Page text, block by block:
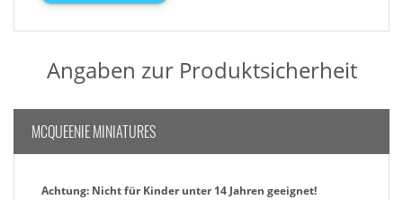
Angaben zur Produktsicherheit
MCQUEENIE MINIATURES
Achtung: Nicht für Kinder unter 14 Jahren geeignet!